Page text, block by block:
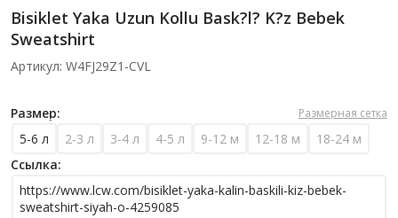
Bisiklet Yaka Uzun Kollu Bask?l? K?z Bebek
Sweatshirt
Артикул: W4FJ29Z1-CVL
Размер: Размерная сетка
5-6 л 2-3 л 3-4 л 4-5 л 9-12 м 12-18 м
18-24 м
Ссылка:
https://www.lcw.com/bisiklet-yaka-kalin-baskili-kiz-bebek-
sweatshirt-siyah-o-4259085